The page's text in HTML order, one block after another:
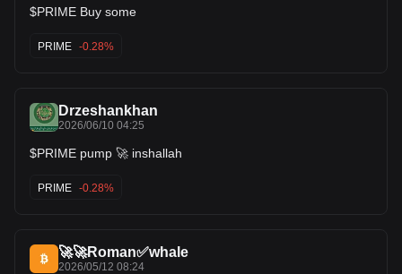
$PRIME Buy some
PRIME -0.28%
Drzeshankhan
2026/06/10 04:25
$PRIME pump 🚀 inshallah
PRIME -0.28%
🚀🚀Roman✅whale
2026/05/12 08:24